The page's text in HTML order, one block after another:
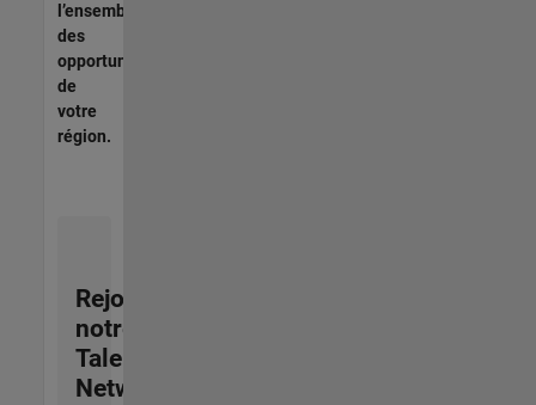
l’ensemble
des
opportunités
de
votre
région.
Rejoignez
notre
Talent
Network